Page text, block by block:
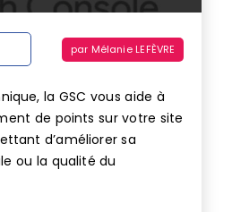
par Mélanie LEFÈVRE
la GSC vous aide à
de points sur votre site
d’améliorer sa
ou la qualité du